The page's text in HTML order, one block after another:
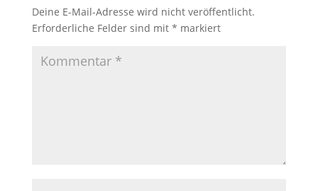
Deine E-Mail-Adresse wird nicht veröffentlicht.
Erforderliche Felder sind mit * markiert